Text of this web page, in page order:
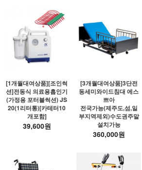
[1개월대여상품][조인썩
션]전동식 의료용흡인기
(가정용 포터블썩션) JS
20(1리터통)[카테터10
개포함]
39,600원
[3개월대여상품]3단전
동세미와이드침대 에스
쁘아
전국가능(제주도,섬,일
부지역제외)수도권주말
설치가능
360,000원